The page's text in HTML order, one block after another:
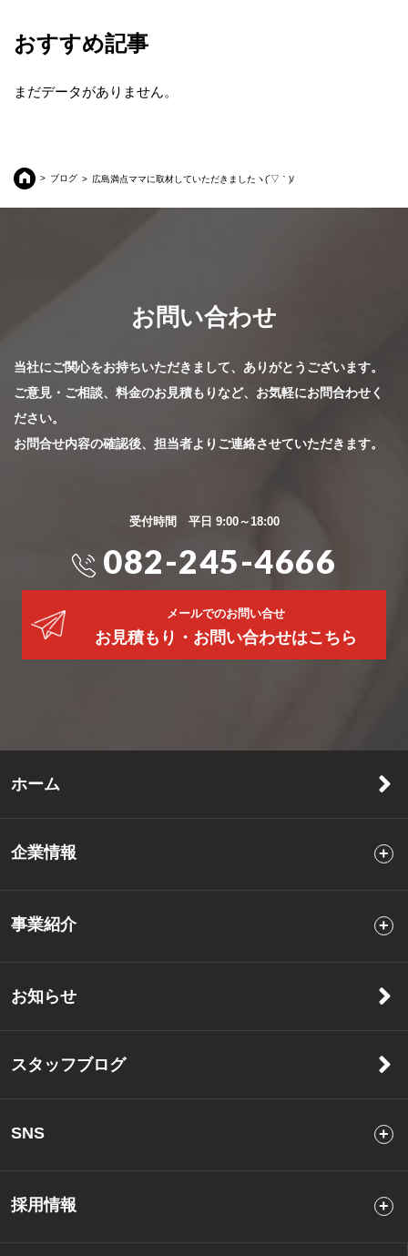
おすすめ記事
まだデータがありません。
ブログ 広島満点ママに取材していただきましたヽ(´▽｀)/
お問い合わせ
当社にご関心をお持ちいただきまして、ありがとうございます。
ご意見・ご相談、料金のお見積もりなど、お気軽にお問合わせく
ださい。
お問合せ内容の確認後、担当者よりご連絡させていただきます。
受付時間 平日 9:00～18:00
082-245-4666
メールでのお問い合せ
お見積もり・お問い合わせはこちら
ホーム
企業情報
事業紹介
お知らせ
スタッフブログ
SNS
採用情報